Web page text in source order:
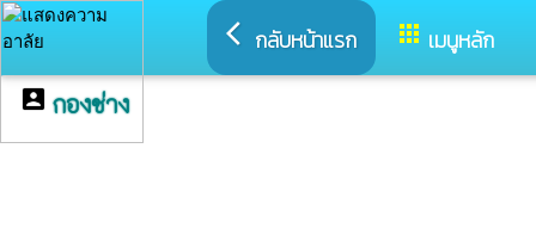
arrow_back_ios กลับหน้าแรก apps เมนูหลัก
account_box กองช่าง